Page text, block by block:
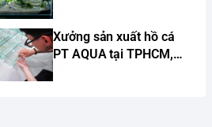
Xưởng sản xuất hồ cá
PT AQUA tại TPHCM,